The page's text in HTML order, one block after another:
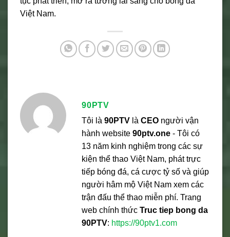
Việt Nam.
90PTV
Tôi là 90PTV là CEO người vận
hành website 90ptv.one - Tôi có
13 năm kinh nghiệm trong các sự
kiện thể thao Việt Nam, phát trực
tiếp bóng đá, cá cược tỷ số và giúp
người hâm mộ Việt Nam xem các
trận đấu thể thao miễn phí. Trang
web chính thức Truc tiep bong da
90PTV: https://90ptv1.com